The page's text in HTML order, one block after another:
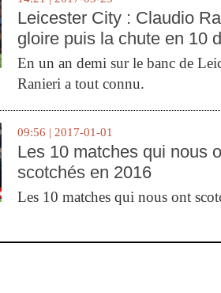
Leicester City : Claudio
gloire puis la chute en 10
En un an demi sur le banc de
Ranieri a tout connu.
09:56 | 2017-01-01
Les 10 matches qui nous
scotchés en 2016
Les 10 matches qui nous ont